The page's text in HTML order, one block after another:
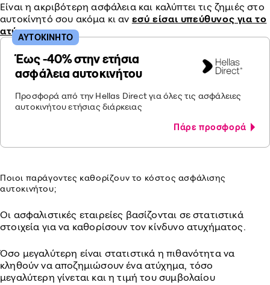
Είναι η ακριβότερη ασφάλεια και καλύπτει τις ζημιές στο
αυτοκίνητό σου ακόμα κι αν εσύ είσαι υπεύθυνος για το
ατύχημα.
Έως -40% στην ετήσια
ασφάλεια αυτοκινήτου
Προσφορά από την Hellas Direct για όλες τις ασφάλειες
αυτοκινήτου ετήσιας διάρκειας
Πάρε προσφορά
ΑΥΤΟΚΙΝΗΤΟ
Ποιοι παράγοντες καθορίζουν το κόστος ασφάλισης
αυτοκινήτου;
Οι ασφαλιστικές εταιρείες βασίζονται σε στατιστικά
στοιχεία για να καθορίσουν τον κίνδυνο ατυχήματος.
Όσο μεγαλύτερη είναι στατιστικά η πιθανότητα να
κληθούν να αποζημιώσουν ένα ατύχημα, τόσο
μεγαλύτερη γίνεται και η τιμή του συμβολαίου